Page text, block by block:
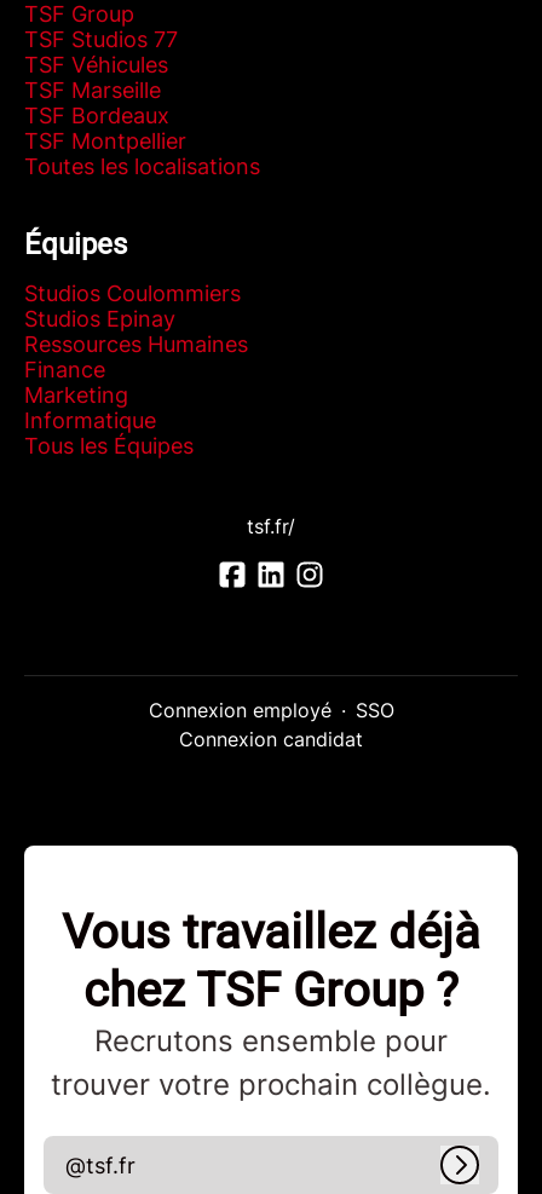
TSF Group
TSF Studios 77
TSF Véhicules
TSF Marseille
TSF Bordeaux
TSF Montpellier
Toutes les localisations
Équipes
Studios Coulommiers
Studios Epinay
Ressources Humaines
Finance
Marketing
Informatique
Tous les Équipes
tsf.fr/
Connexion employé · SSO
Connexion candidat
Vous travaillez déjà
chez TSF Group ?
Recrutons ensemble pour
trouver votre prochain collègue.
@tsf.fr